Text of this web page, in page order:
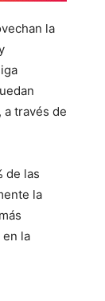
la
través de
de las
la
la